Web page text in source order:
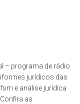
– programa de rádio
jurídicos das
e análise jurídica
as